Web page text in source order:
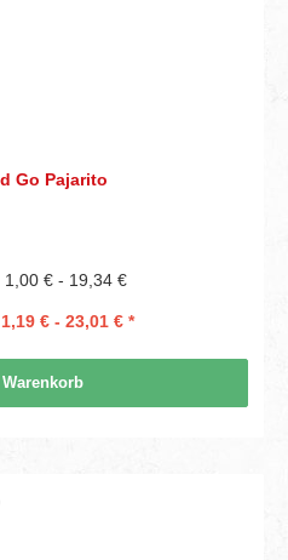
Go Pajarito
1,00 € - 19,34 €
€ - 23,01 € *
Warenkorb